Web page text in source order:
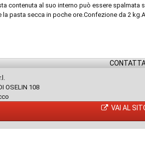
contenuta al suo interno può essere
pasta secca in poche ore.Confezione da 2
OSELIN 108
VAI AL